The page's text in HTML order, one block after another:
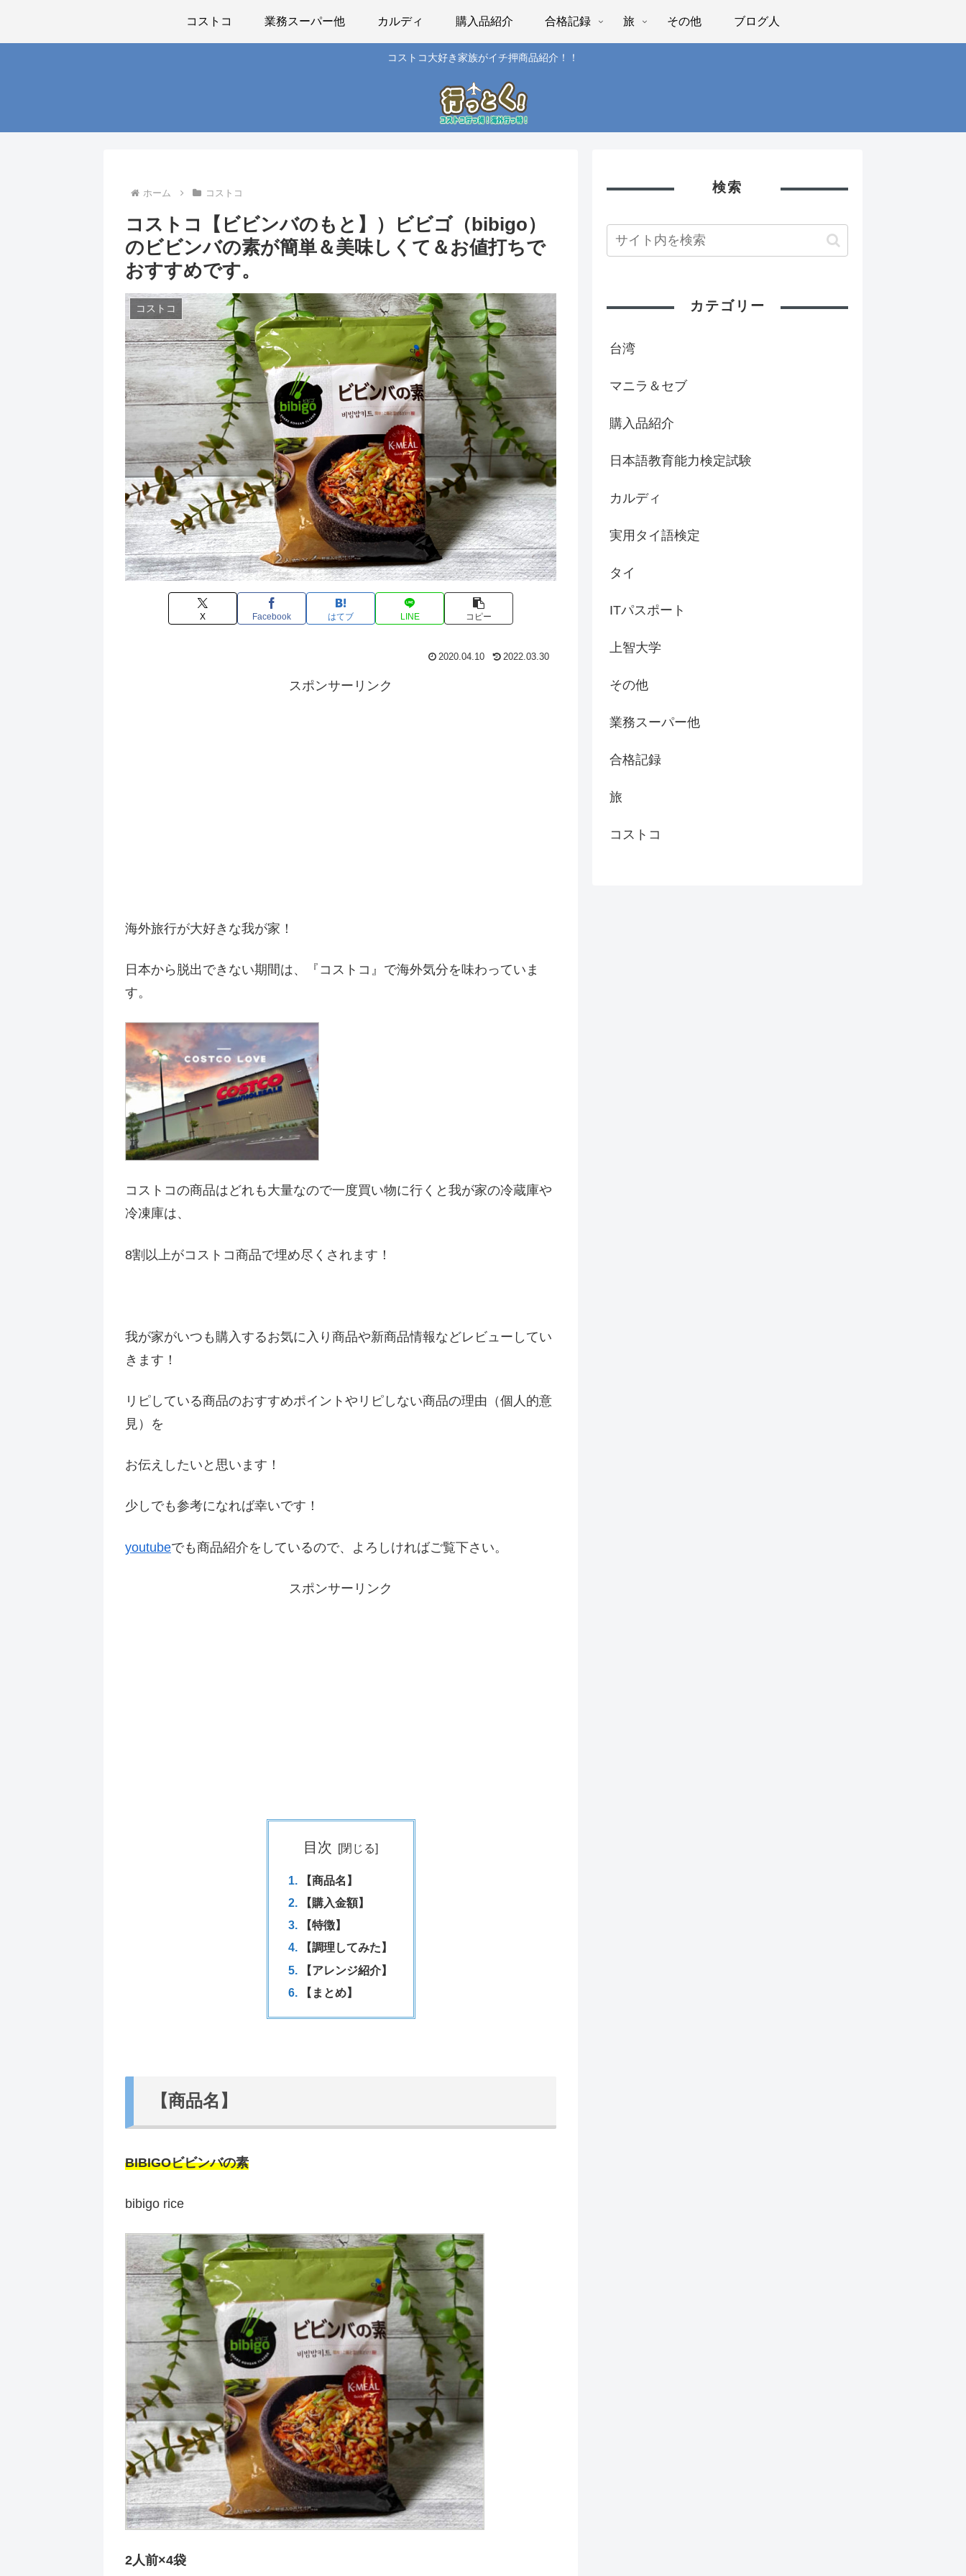
コストコ大好き家族がイチ押商品紹介！！
コストコ 業務スーパー他 カルディ 購入品紹介 合格記録 旅 その他 ブログ人
ホーム コストコ
コストコ【ビビンバのもと】）ビビゴ（bibigo）
のビビンバの素が簡単＆美味しくて＆お値打ちで
おすすめです。
コストコ
X Facebook はてブ LINE コピー
2020.04.10 2022.03.30
スポンサーリンク
海外旅行が大好きな我が家！
日本から脱出できない期間は、『コストコ』 で海外気分を味わっていま
す。
コストコの商品はどれも大量なので一度買い物に行くと我が家の冷蔵庫や
冷凍庫は、
8割以上がコストコ商品で埋め尽くされます！
我が家がいつも購入するお気に入り商品や新商品情報などレビ ューしてい
きます！
リピしている商品のおすすめポイントやリピしない商品の理由（個人的意
見）を
お伝えしたいと思います！
少しでも参考になれば幸いです！
youtubeでも商品紹介をしているので、よろしければご覧下さい。
スポンサーリンク
目次
【商品名】
【購入金額】
【特徴】
【調理してみた】
【アレンジ紹介】
【まとめ】
【商品名】
BIBIGOビビンバの素
bibigo rice
2人前×4袋
検索
カテゴリー
台湾
マニラ＆セブ
購入品紹介
日本語教育能力検定試験
カルディ
実用タイ語検定
タイ
ITパスポート
上智大学
その他
業務スーパー他
合格記録
旅
コストコ